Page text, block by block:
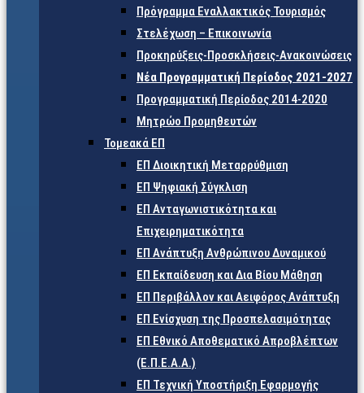
Πρόγραμμα Εναλλακτικός Τουρισμός
Στελέχωση – Επικοινωνία
Προκηρύξεις-Προσκλήσεις-Ανακοινώσεις
Νέα Προγραμματική Περίοδος 2021-2027
Προγραμματική Περίοδος 2014-2020
Μητρώο Προμηθευτών
Τομεακά ΕΠ
ΕΠ Διοικητική Μεταρρύθμιση
ΕΠ Ψηφιακή Σύγκλιση
ΕΠ Ανταγωνιστικότητα και
Επιχειρηματικότητα
ΕΠ Ανάπτυξη Ανθρώπινου Δυναμικού
ΕΠ Εκπαίδευση και Δια Βίου Μάθηση
ΕΠ Περιβάλλον και Αειφόρος Ανάπτυξη
ΕΠ Ενίσχυση της Προσπελασιμότητας
ΕΠ Εθνικό Αποθεματικό Απροβλέπτων
(Ε.Π.Ε.Α.Α.)
ΕΠ Τεχνική Υποστήριξη Εφαρμογής